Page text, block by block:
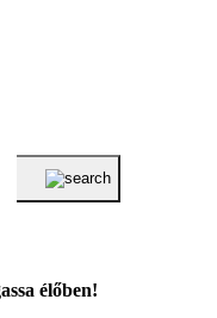
élőben!